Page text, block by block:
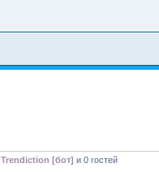
Trendiction [бот] и 0 гостей